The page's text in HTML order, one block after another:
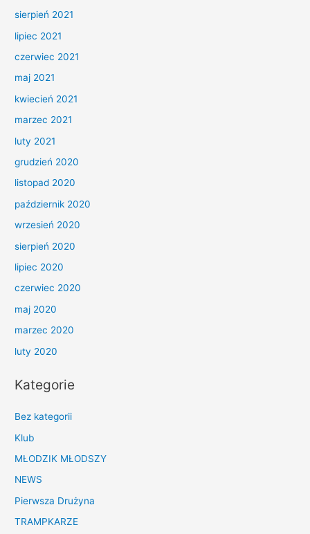
sierpień 2021
lipiec 2021
czerwiec 2021
maj 2021
kwiecień 2021
marzec 2021
luty 2021
grudzień 2020
listopad 2020
październik 2020
wrzesień 2020
sierpień 2020
lipiec 2020
czerwiec 2020
maj 2020
marzec 2020
luty 2020
Kategorie
Bez kategorii
Klub
MŁODZIK MŁODSZY
NEWS
Pierwsza Drużyna
TRAMPKARZE